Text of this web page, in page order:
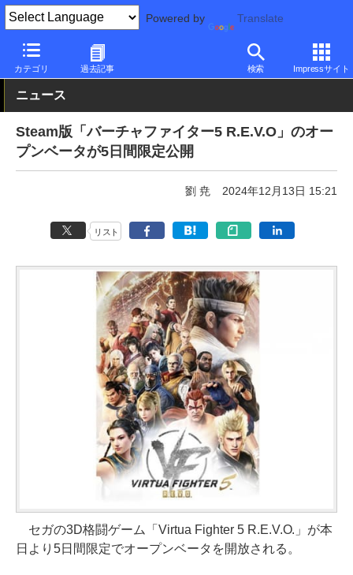
Powered by Translate
カテゴリ 過去記事 検索 Impressサイト
PC Watch ソフトウェア/アプリ 他ソフト/アプリ その他
ニュース
Steam版「バーチャファイター5 R.E.V.O」のオー
プンベータが5日間限定公開
劉 尭 2024年12月13日 15:21
リスト
セガの3D格闘ゲーム「Virtua Fighter 5 R.E.V.O.」が本
日より5日間限定でオープンベータを開放される。